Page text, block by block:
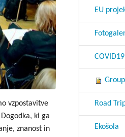
vzpostavitve
ki ga
znanost in
EU
COVID19
Road
Ekošola